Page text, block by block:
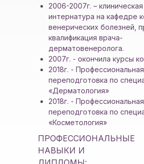
ПРОФЕССИОНАЛЬНЫЕ
НАВЫКИ И
2006-2007г. – клиническая
интернатура на кафедре
венерических болезней,
квалификация врача-
дерматовенеролога.
2007г. - окончила курсы
2018г. - Профессиональная
переподготовка по
«Дерматология»
2018г. - Профессиональная
переподготовка по
«Косметология»